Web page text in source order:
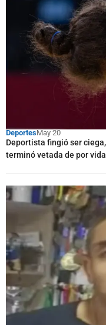
DeportesMay 20
Deportista fingió ser
terminó vetada de por vida